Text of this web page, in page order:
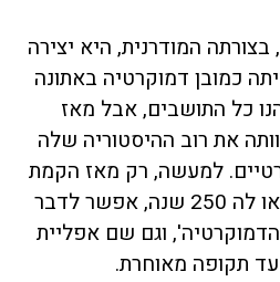
המודרנית, היא יצירה
כמובן דמוקרטיה באתונה
כל התושבים, אבל מאז
את רוב ההיסטוריה שלה
למעשה, רק מאז הקמת
ארצות הברית, שהשנה מלאו לה 250 שנה, אפשר לדבר
וגם שם אפליית
תקופה מאוחרת.